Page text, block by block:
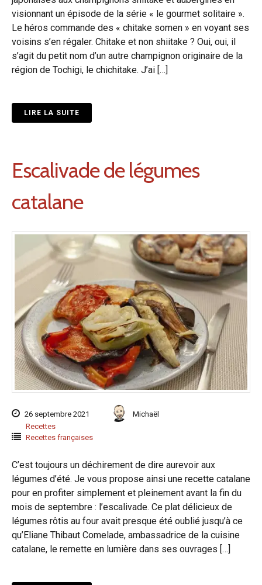
visionnant un épisode de la série « le gourmet solitaire ».
Le héros commande des « chitake somen » en voyant ses
voisins s’en régaler. Chitake et non shiitake ? Oui, oui, il
s’agit du petit nom d’un autre champignon originaire de la
région de Tochigi, le chichitake. J’ai […]
LIRE LA SUITE
Escalivade de légumes
catalane
26 septembre 2021
Michaël
Recettes
Recettes françaises
C’est toujours un déchirement de dire aurevoir aux
légumes d’été. Je vous propose ainsi une recette catalane
pour en profiter simplement et pleinement avant la fin du
mois de septembre : l’escalivade. Ce plat délicieux de
légumes rôtis au four avait presque été oublié jusqu’à ce
qu’Eliane Thibaut Comelade, ambassadrice de la cuisine
catalane, le remette en lumière dans ses ouvrages […]